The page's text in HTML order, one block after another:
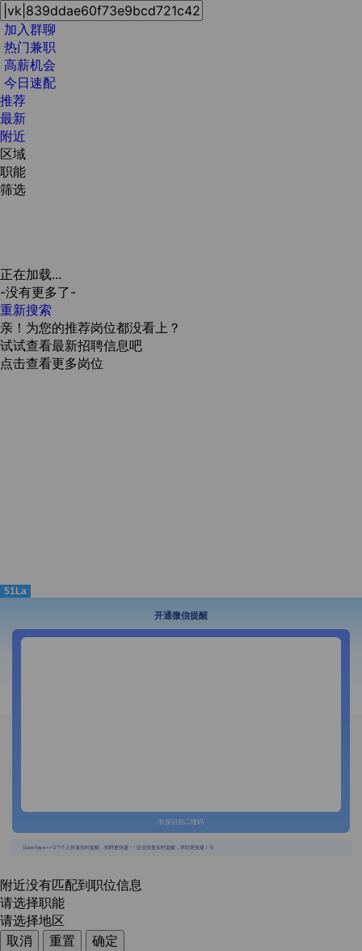
加入群聊
热门兼职
高薪机会
今日速配
推荐
最新
附近
区域
职能
筛选
正在加载...
-没有更多了-
重新搜索
亲！为您的推荐岗位都没看上？
试试查看最新招聘信息吧
点击查看更多岗位
51La
开通微信提醒
长按识别二维码
{{usertype=='2'?'个人投递实时提醒，招聘更快捷！':'企业回复实时提醒，求职更快捷！'}}
附近没有匹配到职位信息
请选择职能
请选择地区
取消
重置
确定